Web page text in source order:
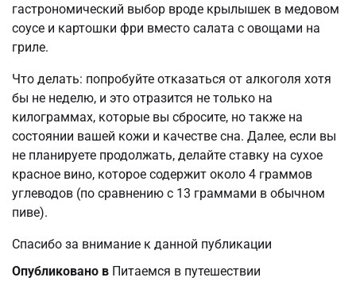
гастрономический выбор вроде крылышек в медовом
соусе и картошки фри вместо салата с овощами на
гриле.
Что делать: попробуйте отказаться от алкоголя хотя
бы не неделю, и это отразится не только на
килограммах, которые вы сбросите, но также на
состоянии вашей кожи и качестве сна. Далее, если вы
не планируете продолжать, делайте ставку на сухое
красное вино, которое содержит около 4 граммов
углеводов (по сравнению с 13 граммами в обычном
пиве).
Спасибо за внимание к данной публикации
Опубликовано в Питаемся в путешествии